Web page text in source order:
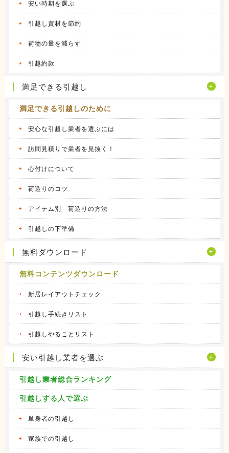
2016.04.14
安い時期を選ぶ
引越し資材を節約
荷物の量を減らす
引越約款
満足できる引越し
満足できる引越しのために
安心な引越し業者を選ぶには
訪問見積りで業者を見抜く！
心付けについて
荷造りのコツ
アイテム別 荷造りの方法
引越しの下準備
無料ダウンロード
無料コンテンツダウンロード
新居レイアウトチェック
引越し手続きリスト
引越しやることリスト
安い引越し業者を選ぶ
引越し業者総合ランキング
引越しする人で選ぶ
単身者の引越し
家族での引越し